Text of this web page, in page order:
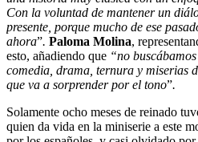
Con la voluntad de mantener un
presente, porque mucho de ese
ahora”. Paloma Molina,
esto, añadiendo que “no
comedia, drama, ternura y miserias
que va a sorprender por el tono”.
Solamente ocho meses de reinado
quien da vida en la miniserie a este